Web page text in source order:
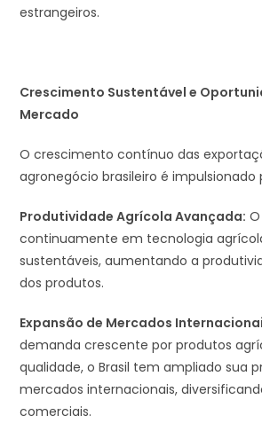
estrangeiros.
Crescimento Sustentável e
Mercado
O crescimento contínuo das
agronegócio brasileiro é
Produtividade Agrícola Avançada:
continuamente em tecnologia
sustentáveis, aumentando a
dos produtos.
Expansão de Mercados
demanda crescente por produtos
qualidade, o Brasil tem ampliado sua
mercados internacionais,
comerciais.